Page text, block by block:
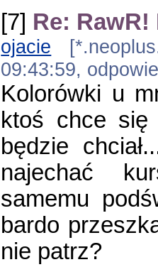
[7] Re:
ojacie
09:43:59,
Kolorówki u
ktoś chce się
będzie
najechać
samemu
bardo
nie patrz?